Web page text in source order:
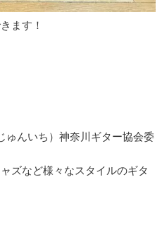
ます！
ゅんいち）神奈川ギター協会委
ズなど様々なスタイルのギタ